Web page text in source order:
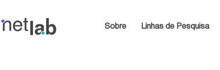
Sobre Linhas de Pesquisa